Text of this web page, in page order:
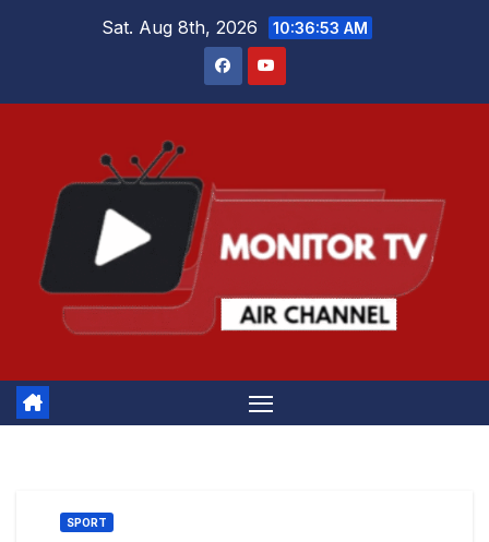
Sat. Aug 8th, 2026 10:36:53 AM
SPORT